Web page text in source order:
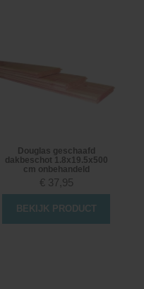
Douglas geschaafd
dakbeschot 1.8x19.5x500
cm onbehandeld
€ 37,95
BEKIJK PRODUCT